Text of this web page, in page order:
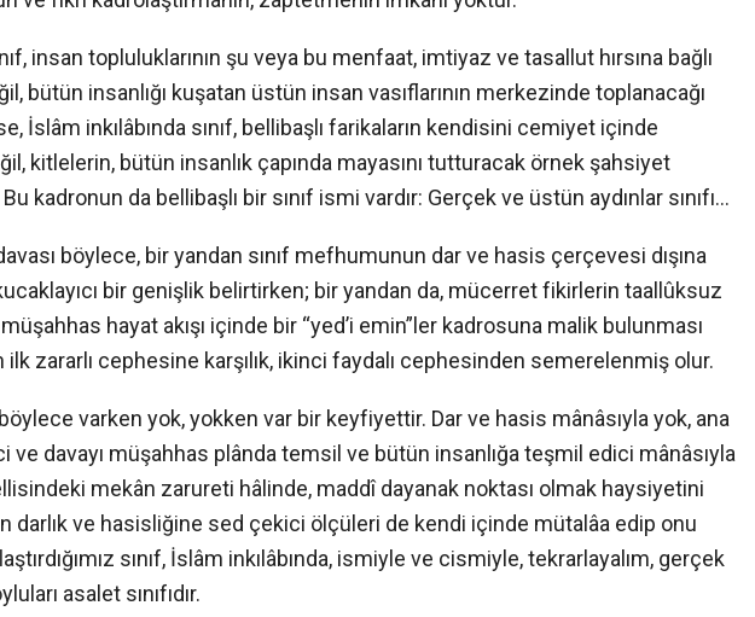
insan topluluklarının şu veya bu menfaat, imtiyaz ve tasallut hırsına bağlı
bütün insanlığı kuşatan üstün insan vasıflarının merkezinde toplanacağı
İslâm inkılâbında sınıf, bellibaşlı farikaların kendisini cemiyet içinde
kitlelerin, bütün insanlık çapında mayasını tutturacak örnek şahsiyet
kadronun da bellibaşlı bir sınıf ismi vardır: Gerçek ve üstün aydınlar sınıfı…
böylece, bir yandan sınıf mefhumunun dar ve hasis çerçevesi dışına
bir genişlik belirtirken; bir yandan da, mücerret fikirlerin taallûksuz
hayat akışı içinde bir “yed’i emin”ler kadrosuna malik bulunması
ilk zararlı cephesine karşılık, ikinci faydalı cephesinden semerelenmiş olur.
böylece varken yok, yokken var bir keyfiyettir. Dar ve hasis mânâsıyla yok, ana
ve davayı müşahhas plânda temsil ve bütün insanlığa teşmil edici mânâsıyla
mekân zarureti hâlinde, maddî dayanak noktası olmak haysiyetini
darlık ve hasisliğine sed çekici ölçüleri de kendi içinde mütalâa edip onu
sınıf, İslâm inkılâbında, ismiyle ve cismiyle, tekrarlayalım, gerçek
asalet sınıfıdır.